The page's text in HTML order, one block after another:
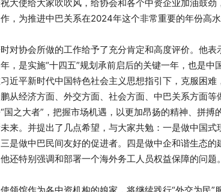
大使给大家吹吹⻛，给协会和各个中资企业加油鼓
，为推进中巴关系在2024年这个非常重要的年份高
对协会所做的工作给予了充分肯定和高度评价。他
，是实施“十四五”规划承前启后的关键一年，也是
近平新时代中国特色社会主义思想指引下，克服困难
从经济方面、外交方面、社会方面、中巴关系方面
国之大者”，把握市场机遇，以更加昂扬的精神、拼
来。并提出了几点希望，与大家共勉：一是做中国
是做中巴⺠间友好的促进者。四是做中企和谐生态
还特别强调和部署一个海外务工人员权益保障的问题。